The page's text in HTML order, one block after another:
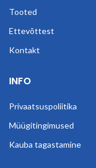
Tooted
Ettevõttest
Kontakt
INFO
Privaatsuspoliitika
Müügitingimused
Kauba tagastamine